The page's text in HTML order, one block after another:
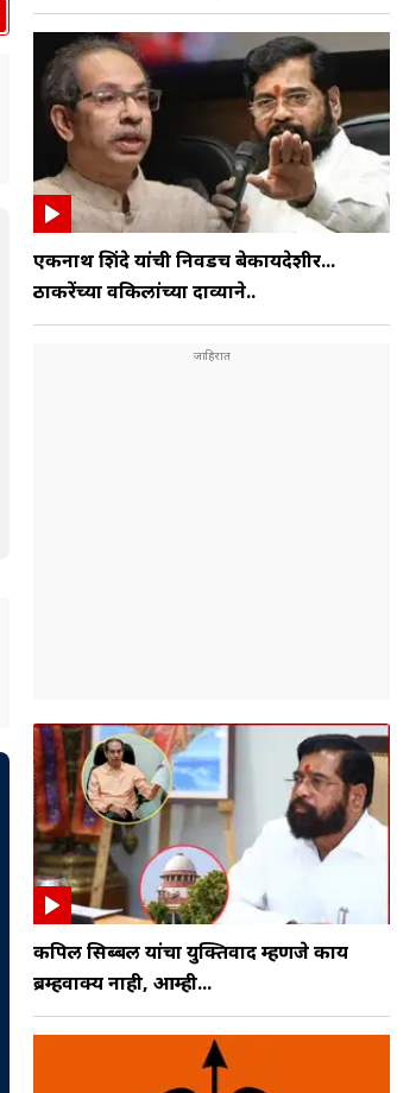
एकनाथ शिंदे यांची निवडच बेकायदेशीर...
ठाकरेंच्या वकिलांच्या दाव्याने..
कपिल सिब्बल यांचा युक्तिवाद म्हणजे काय
ब्रम्हवाक्य नाही, आम्ही...